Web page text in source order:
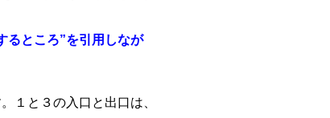
るところ”を引用しなが
１と３の入口と出口は、